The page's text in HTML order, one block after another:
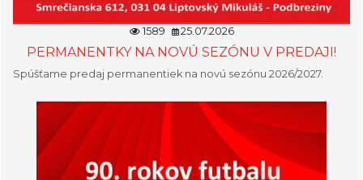
1589 25.07.2026
PERMANENTKY NA NOVÚ SEZÓNU V PREDAJI!
Spúšťame predaj permanentiek na novú sezónu 2026/2027.